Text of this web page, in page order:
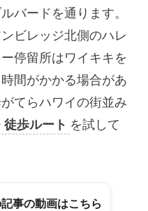
バードを通ります。
ビレッジ北側のハレ
停留所はワイキキを
間がかかる場合があ
てらハワイの街並み
徒歩ルート を試して
記事の動画はこちら